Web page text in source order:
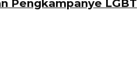
Pengkampanye LGBT